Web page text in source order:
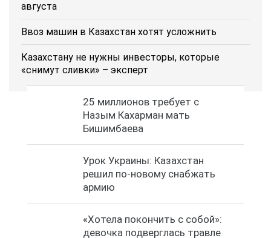
августа
Ввоз машин в Казахстан хотят усложнить
Казахстану не нужны инвесторы, которые
«снимут сливки» – эксперт
25 миллионов требует с
Назым Кахарман мать
Бишимбаева
Урок Украины: Казахстан
решил по-новому снабжать
армию
«Хотела покончить с собой»:
девочка подверглась травле